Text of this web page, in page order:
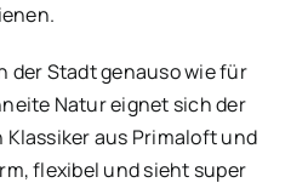
der Stadt genauso wie für
Natur eignet sich der
Klassiker aus Primaloft und
flexibel und sieht super